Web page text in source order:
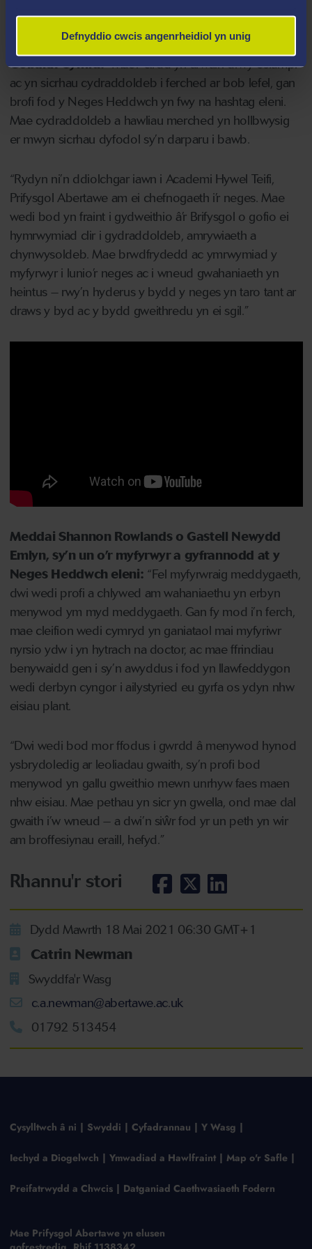
Defnyddio cwcis angenrheidiol yn unig
Meddai Siân Lewis, Prif Weithredwr Urdd
Gobaith Cymru:“Mae’r Urdd yn arwain drwy esiampl
ac yn sicrhau cydraddoldeb i ferched ar bob lefel, gan
brofi fod y Neges Heddwch yn fwy na hashtag eleni.
Mae cydraddoldeb a hawliau merched yn hollbwysig
er mwyn sicrhau dyfodol sy’n darparu i bawb.
“Rydyn ni’n ddiolchgar iawn i Academi Hywel Teifi,
Prifysgol Abertawe am ei chefnogaeth i’r neges. Mae
wedi bod yn fraint i gydweithio â’r Brifysgol o gofio ei
hymrwymiad clir i gydraddoldeb, amrywiaeth a
chynwysoldeb. Mae brwdfrydedd ac ymrwymiad y
myfyrwyr i lunio’r neges ac i wneud gwahaniaeth yn
heintus – rwy’n hyderus y bydd y neges yn taro tant ar
draws y byd ac y bydd gweithredu yn ei sgil.”
Meddai Shannon Rowlands o Gastell Newydd
Emlyn, sy’n un o’r myfyrwyr a gyfrannodd at y
Neges Heddwch eleni: “Fel myfyrwraig meddygaeth,
dwi wedi profi a chlywed am wahaniaethu yn erbyn
menywod ym myd meddygaeth. Gan fy mod i’n ferch,
mae cleifion wedi cymryd yn ganiataol mai myfyriwr
nyrsio ydw i yn hytrach na doctor, ac mae ffrindiau
benywaidd gen i sy’n awyddus i fod yn llawfeddygon
wedi derbyn cyngor i ailystyried eu gyrfa os ydyn nhw
eisiau plant.
“Dwi wedi bod mor ffodus i gwrdd â menywod hynod
ysbrydoledig ar leoliadau gwaith, sy’n profi bod
menywod yn gallu gweithio mewn unrhyw faes maen
nhw eisiau. Mae pethau yn sicr yn gwella, ond mae dal
gwaith i’w wneud – a dwi’n siŵr fod yr un peth yn wir
am broffesiynau eraill, hefyd.”
Rhannu'r stori
Dydd Mawrth 18 Mai 2021 06:30 GMT+1
Catrin Newman
Swyddfa'r Wasg
c.a.newman@abertawe.ac.uk
01792 513454
Cysylltwch â ni Swyddi Cyfadrannau Y Wasg
Iechyd a Diogelwch Ymwadiad a Hawlfraint Map o'r Safle
Preifatrwydd a Chwcis Datganiad Caethwasiaeth Fodern
Mae Prifysgol Abertawe yn elusen